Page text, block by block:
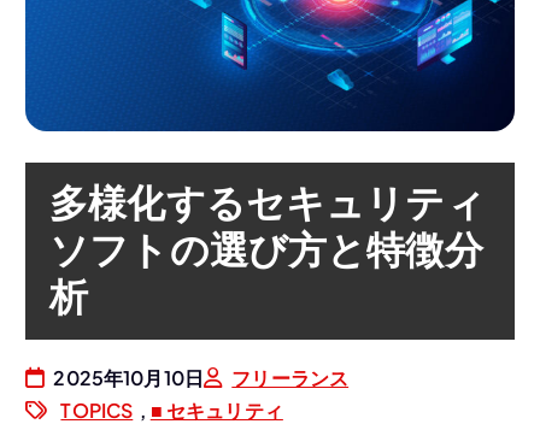
ラ
ン
ス
多様化するセキュリティ
ソフトの選び方と特徴分
析
2025年10月10日
フリーランス
TOPICS , ■ セキュリティ